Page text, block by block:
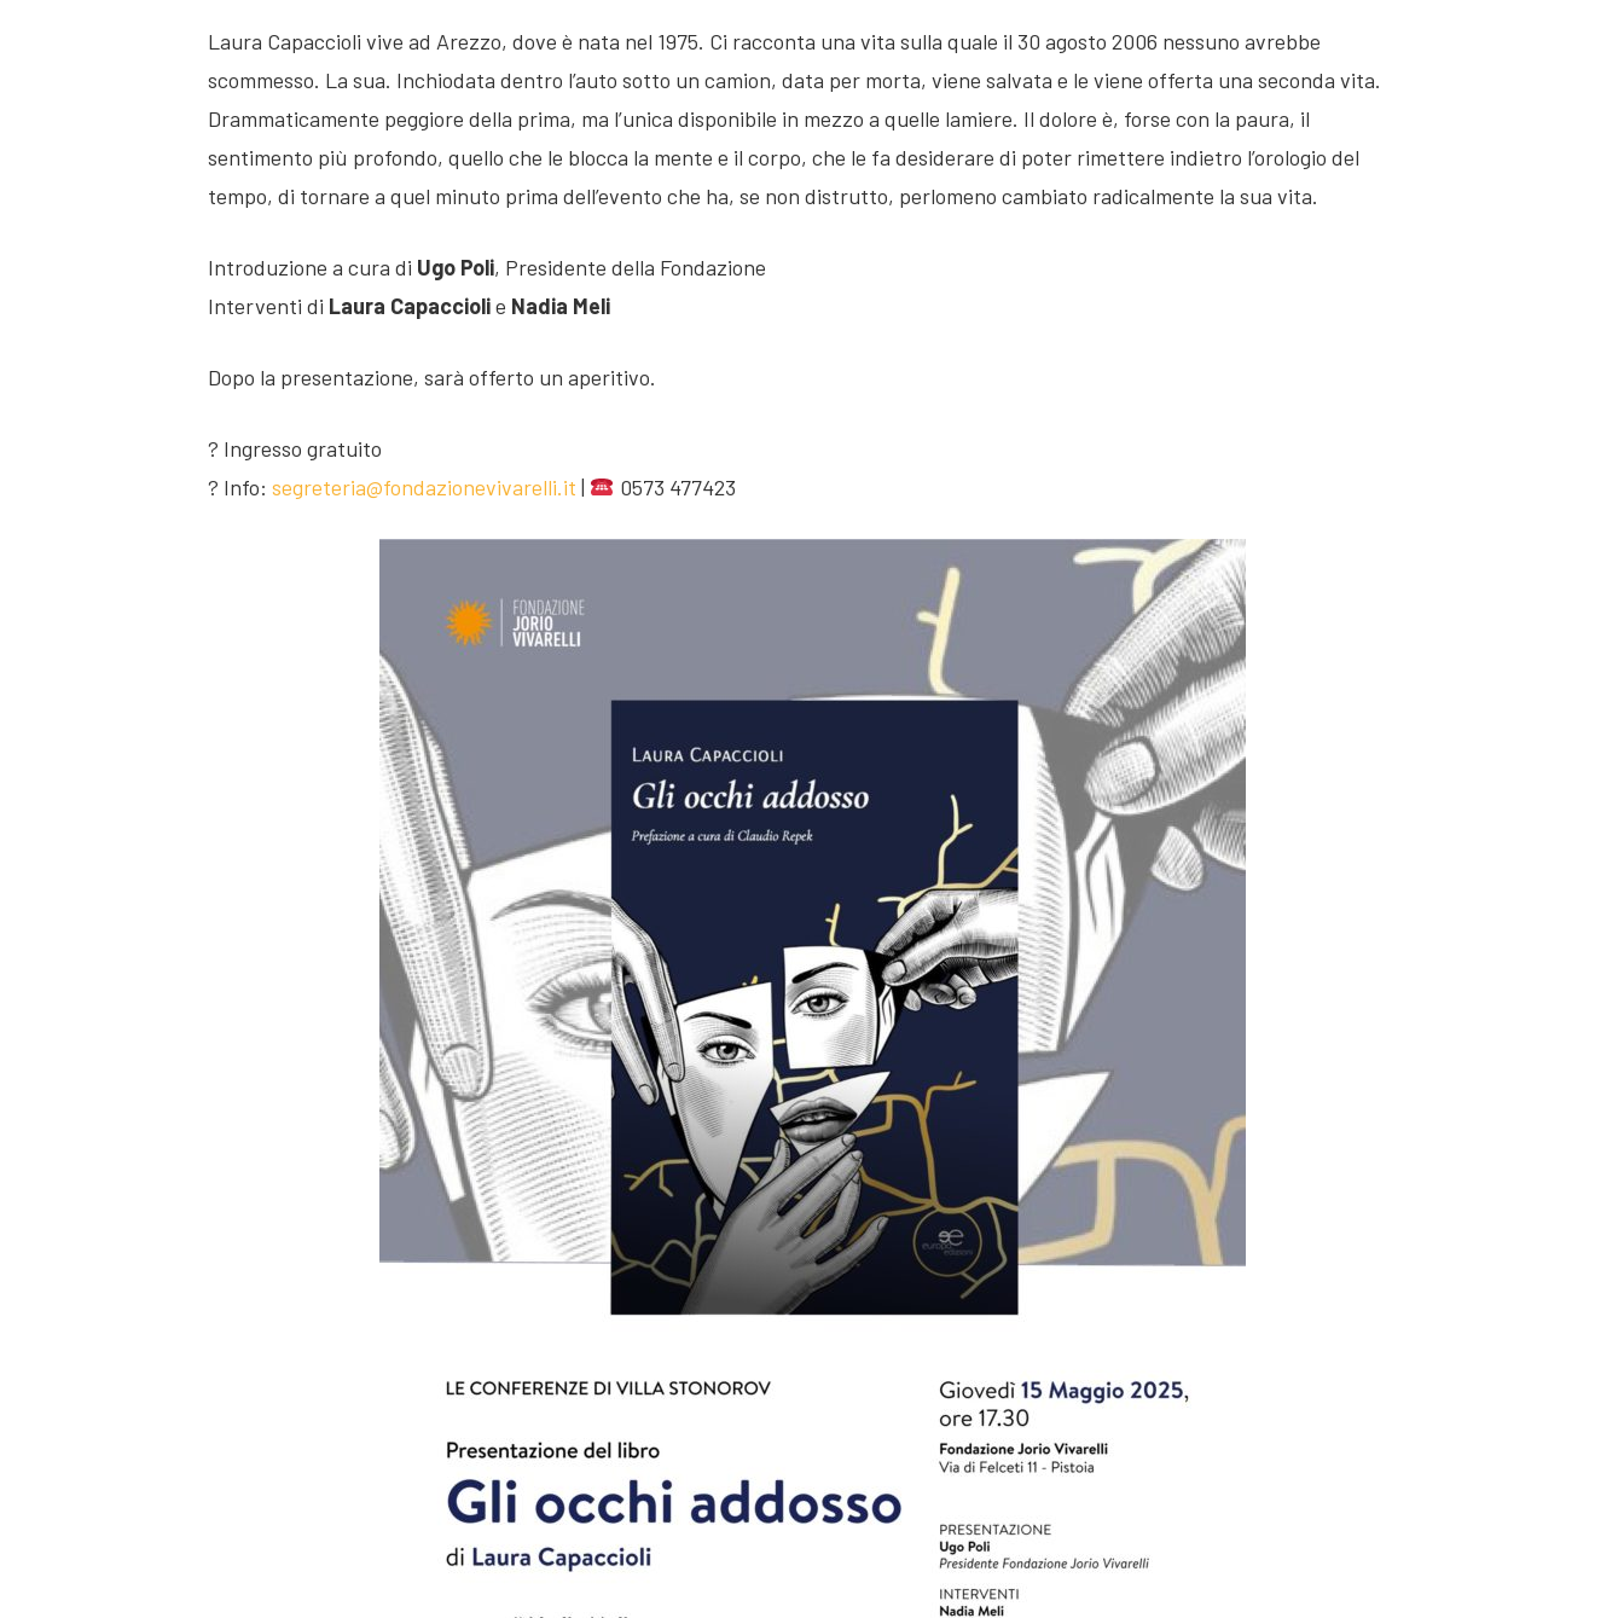
Laura Capaccioli vive ad Arezzo, dove è nata nel 1975. Ci racconta una vita sulla quale il 30 agosto 2006 nessuno avrebbe
scommesso. La sua. Inchiodata dentro l’auto sotto un camion, data per morta, viene salvata e le viene offerta una seconda vita.
Drammaticamente peggiore della prima, ma l’unica disponibile in mezzo a quelle lamiere. Il dolore è, forse con la paura, il
sentimento più profondo, quello che le blocca la mente e il corpo, che le fa desiderare di poter rimettere indietro l’orologio del
tempo, di tornare a quel minuto prima dell’evento che ha, se non distrutto, perlomeno cambiato radicalmente la sua vita.
Introduzione a cura di Ugo Poli, Presidente della Fondazione
Interventi di Laura Capacciolie Nadia Meli
Dopo la presentazione, sarà offerto un aperitivo.
? Ingresso gratuito
? Info: segreteria@fondazionevivarelli.it | 0573 477423